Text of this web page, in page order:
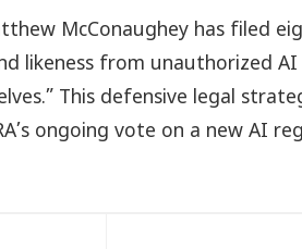
McConaughey has filed
likeness from unauthorized
This defensive legal
ongoing vote on a new AI